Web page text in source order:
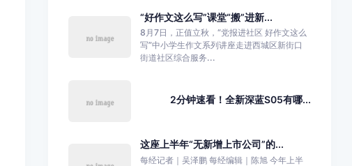
“好作文这么写”课堂“搬”进新...
8月7日，正值立秋，“党报进社区 好作文这么
写”中小学生作文系列讲座走进西城区新街口
街道社区综合服务...
2分钟速看！全新深蓝S05有哪...
这座上半年“无新增上市公司”的...
每经记者｜吴泽鹏 每经编辑｜陈旭 今年上半